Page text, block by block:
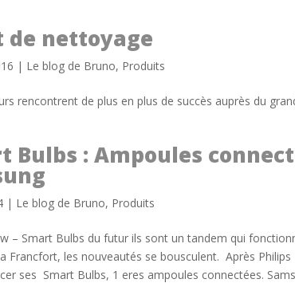
de nettoyage
| Le blog de Bruno, Produits
rencontrent de plus en plus de succès auprès du
Bulbs : Ampoules
| Le blog de Bruno, Produits
– Smart Bulbs du futur ils sont un tandem qui
Francfort, les nouveautés se bousculent. Après
ses Smart Bulbs, 1 eres ampoules connectées.